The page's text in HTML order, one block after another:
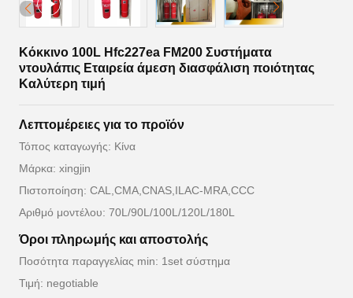
Κόκκινο 100L Hfc227ea FM200 Συστήματα
ντουλάπις Εταιρεία άμεση διασφάλιση ποιότητας
Καλύτερη τιμή
Λεπτομέρειες για το προϊόν
Τόπος καταγωγής: Κίνα
Μάρκα: xingjin
Πιστοποίηση: CAL,CMA,CNAS,ILAC-MRA,CCC
Αριθμό μοντέλου: 70L/90L/100L/120L/180L
Όροι πληρωμής και αποστολής
Ποσότητα παραγγελίας min: 1set σύστημα
Τιμή: negotiable